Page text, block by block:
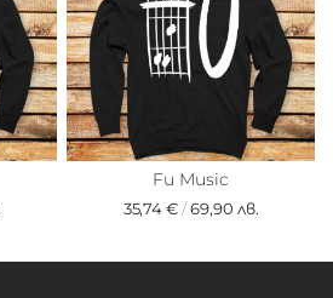
Fu Music
35,74 €/69,90 лв.